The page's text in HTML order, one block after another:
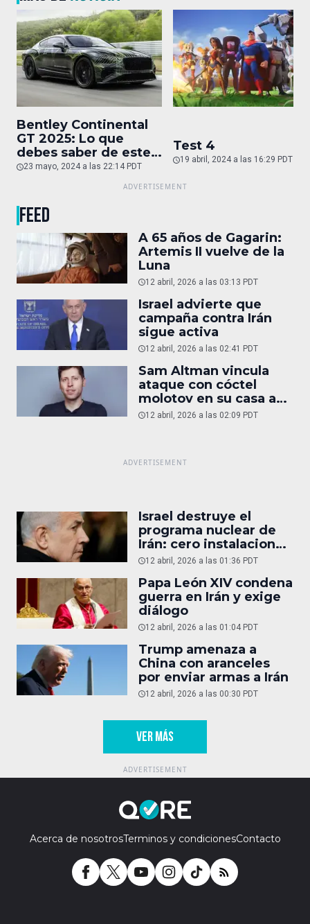
Bentley Continental
GT 2025: Lo que
debes saber de este
auto de superlujo
23 mayo, 2024 a las 22:14 PDT
Test 4
19 abril, 2024 a las 16:29 PDT
FEED
A 65 años de Gagarin:
Artemis II vuelve de la
Luna
12 abril, 2026 a las 03:13 PDT
Israel advierte que
campaña contra Irán
sigue activa
12 abril, 2026 a las 02:41 PDT
Sam Altman vincula
ataque con cóctel
molotov en su casa a
reportaje
12 abril, 2026 a las 02:09 PDT
Israel destruye el
programa nuclear de
Irán: cero instalaciones
operativas
12 abril, 2026 a las 01:36 PDT
Papa León XIV condena
guerra en Irán y exige
diálogo
12 abril, 2026 a las 01:04 PDT
Trump amenaza a
China con aranceles
por enviar armas a Irán
12 abril, 2026 a las 00:30 PDT
VER MÁS
Acerca de nosotrosTerminos y condicionesContacto